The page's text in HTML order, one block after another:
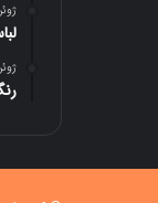
ژوئن 7,
ژوئن 7,